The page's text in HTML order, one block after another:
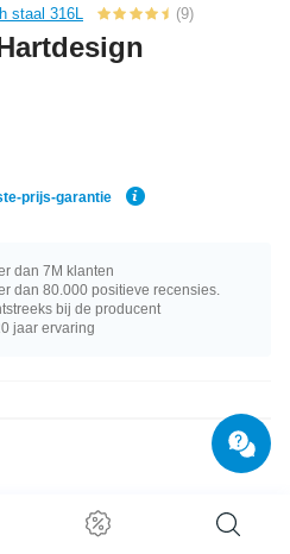
staal 316L (9)
prijs-garantie
dan 7M klanten
dan 80.000 positieve recensies.
bij de producent
jaar ervaring